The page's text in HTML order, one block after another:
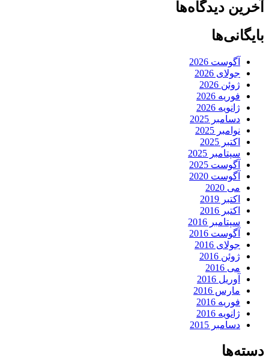
آخرین دیدگاه‌ها
بایگانی‌ها
آگوست 2026
جولای 2026
ژوئن 2026
فوریه 2026
ژانویه 2026
دسامبر 2025
نوامبر 2025
اکتبر 2025
سپتامبر 2025
آگوست 2025
آگوست 2020
می 2020
اکتبر 2019
اکتبر 2016
سپتامبر 2016
آگوست 2016
جولای 2016
ژوئن 2016
می 2016
آوریل 2016
مارس 2016
فوریه 2016
ژانویه 2016
دسامبر 2015
دسته‌ها